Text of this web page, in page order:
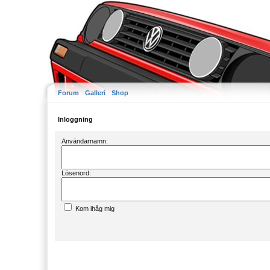
Forum Galleri Shop
Inloggning
Användarnamn:
Lösenord:
Kom ihåg mig